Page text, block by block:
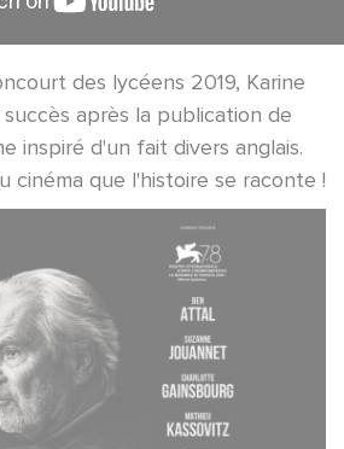
des lycéens 2019, Karine
après la publication de
inspiré d'un fait divers anglais.
cinéma que l'histoire se raconte !